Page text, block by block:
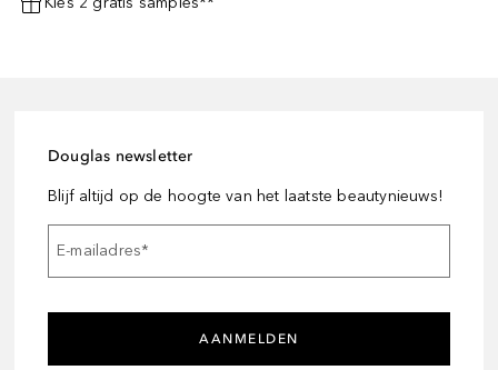
Douglas newsletter
Blijf altijd op de hoogte van het laatste beautynieuws!
E-mailadres*
AANMELDEN